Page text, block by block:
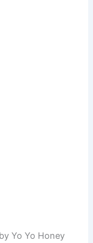
Yo Yo Honey